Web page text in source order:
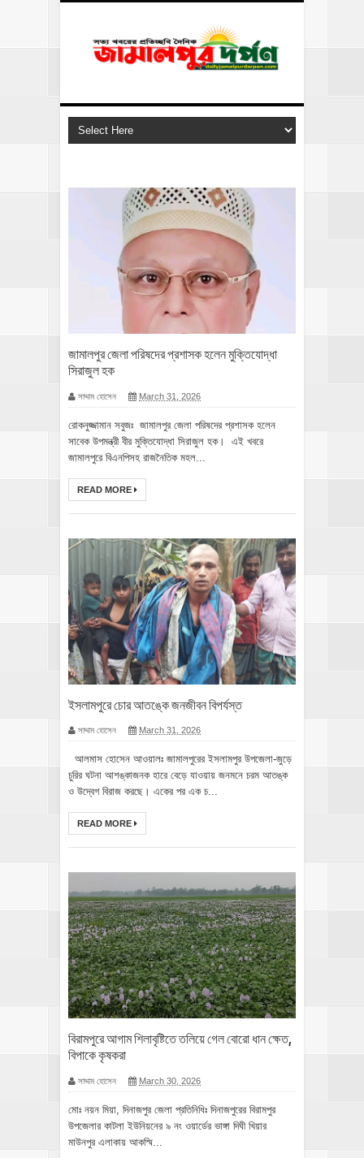
জামালপুর জেলা পরিষদের প্রশাসক হলেন মুক্তিযোদ্ধা
সিরাজুল হক
সাদ্দাম হোসেন March 31, 2026
রোকনুজ্জামান সবুজঃ জামালপুর জেলা পরিষদের প্রশাসক হলেন
সাবেক উপমন্ত্রী বীর মুক্তিযোদ্ধা সিরাজুল হক। এই খবরে
জামালপুরে বিএনপিসহ রাজনৈতিক মহল...
READ MORE
ইসলামপুরে চোর আতঙ্কে জনজীবন বিপর্যস্ত
সাদ্দাম হোসেন March 31, 2026
আলমাস হোসেন আওয়ালঃ জামালপুরের ইসলামপুর উপজেলা-জুড়ে
চুরির ঘটনা আশঙ্কাজনক হারে বেড়ে যাওয়ায় জনমনে চরম আতঙ্ক
ও উদ্বেগ বিরাজ করছে। একের পর এক চ...
READ MORE
বিরামপুরে আগাম শিলাবৃষ্টিতে তলিয়ে গেল বোরো ধান ক্ষেত,
বিপাকে কৃষকরা
সাদ্দাম হোসেন March 30, 2026
মোঃ নয়ন মিয়া, দিনাজপুর জেলা প্রতিনিধিঃ দিনাজপুরের বিরামপুর
উপজেলার কাটলা ইউনিয়নের ৯ নং ওয়ার্ডের ভাঙ্গা দিঘী খিয়ার
মাউনপুর এলাকায় আকস্মি...